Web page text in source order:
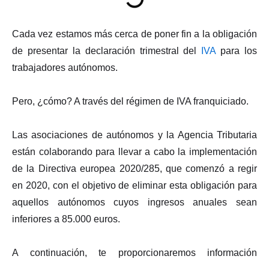
Cada vez estamos más cerca de poner fin a la obligación
de presentar la declaración trimestral del
IVApara los
trabajadores autónomos.
Pero, ¿cómo? A través del régimen de IVA franquiciado.
Las asociaciones de autónomos y la Agencia Tributaria
están colaborando para llevar a cabo la implementación
de la Directiva europea 2020/285, que comenzó a regir
en 2020, con el objetivo de eliminar esta obligación para
aquellos autónomos cuyos ingresos anuales sean
inferiores a 85.000 euros.
A continuación, te proporcionaremos información